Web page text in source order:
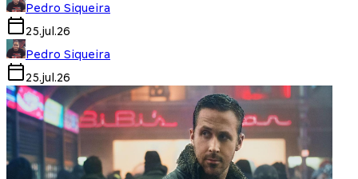
Pedro Siqueira
25.jul.26
Pedro Siqueira
25.jul.26